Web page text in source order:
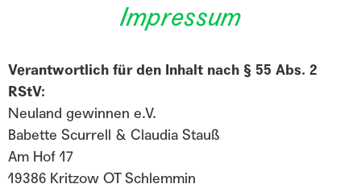
Impressum
Verantwortlich für den Inhalt nach § 55 Abs. 2
RStV:
Neuland gewinnen e.V.
Babette Scurrell & Claudia Stauß
Am Hof 17
19386 Kritzow OT Schlemmin